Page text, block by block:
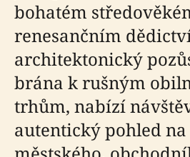
bohatém
renesančním
architektonický
brána k rušným
trhům, nabízí
autentický pohled